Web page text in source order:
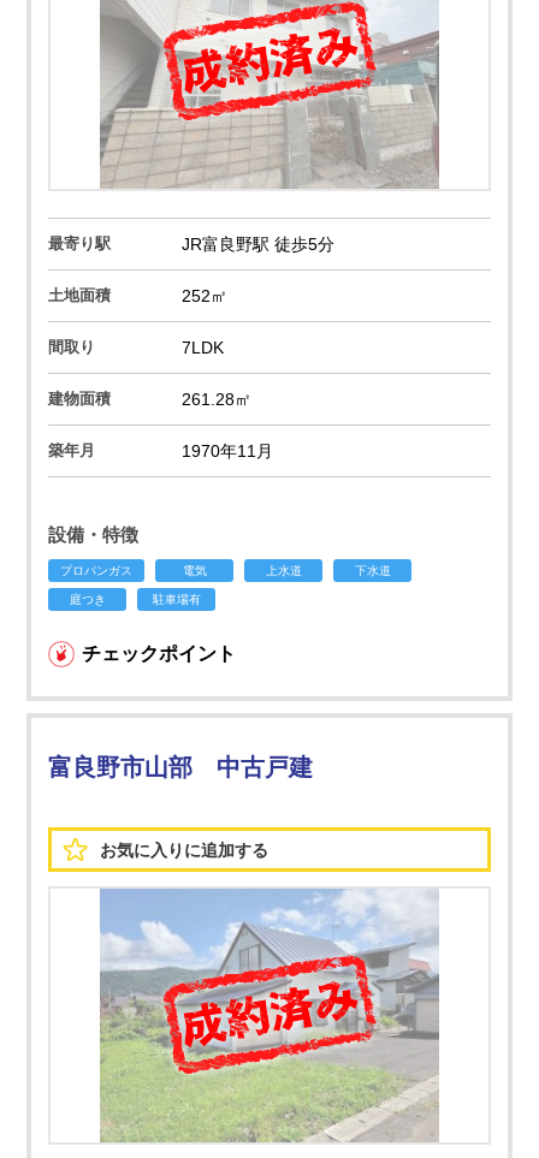
最寄り駅 JR富良野駅 徒歩5分
土地面積 252㎡
間取り 7LDK
建物面積 261.28㎡
築年月 1970年11月
設備・特徴
プロパンガス 電気 上水道 下水道
庭つき 駐車場有
チェックポイント
富良野市山部 中古戸建
お気に入りに追加する